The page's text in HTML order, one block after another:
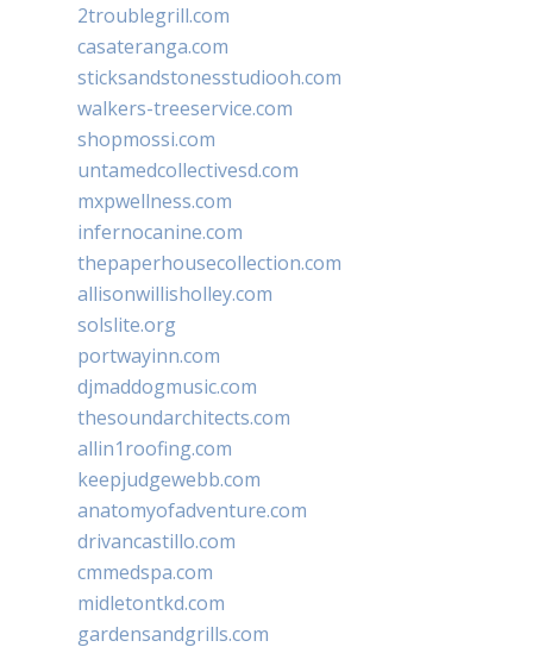
2troublegrill.com
casateranga.com
sticksandstonesstudiooh.com
walkers-treeservice.com
shopmossi.com
untamedcollectivesd.com
mxpwellness.com
infernocanine.com
thepaperhousecollection.com
allisonwillisholley.com
solslite.org
portwayinn.com
djmaddogmusic.com
thesoundarchitects.com
allin1roofing.com
keepjudgewebb.com
anatomyofadventure.com
drivancastillo.com
cmmedspa.com
midletontkd.com
gardensandgrills.com